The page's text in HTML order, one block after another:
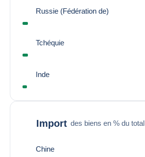
Russie (Fédération de)
Tchéquie
Inde
Import des biens en % du total
Chine